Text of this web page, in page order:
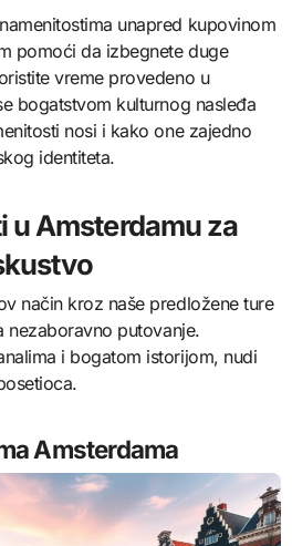
unapred kupovinom
pomoći da izbegnete duge
vreme provedeno u
bogatstvom kulturnog nasleđa
nosi i kako one zajedno
identiteta.
u Amsterdamu za
način kroz naše predložene ture
nezaboravno putovanje.
i bogatom istorijom, nudi
Amsterdama